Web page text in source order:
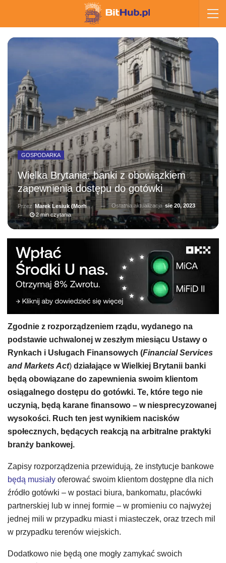
GOSPODARKA
Wielka Brytania: banki z obowiązkiem
zapewnienia dostępu do gotówki
PrzezMarek Lesiuk (Morhainn) Ostatnia aktualizacja sie 20, 2023
2 min czytania
Zgodnie z rozporządzeniem rządu, wydanego na
podstawie uchwalonej w zeszłym miesiącu Ustawy o
Rynkach i Usługach Finansowych (Financial Services
and Markets Act) działające w Wielkiej Brytanii banki
będą obowiązane do zapewnienia swoim klientom
osiągalnego dostępu do gotówki. Te, które tego nie
uczynią, będą karane finansowo – w niesprecyzowanej
wysokości. Ruch ten jest wynikiem nacisków
społecznych, będących reakcją na arbitralne praktyki
branży bankowej.
Zapisy rozporządzenia przewidują, że instytucje bankowe
będą musiały oferować swoim klientom dostępne dla nich
źródło gotówki – w postaci biura, bankomatu, placówki
partnerskiej lub w innej formie – w promieniu co najwyżej
jednej mili w przypadku miast i miasteczek, oraz trzech mil
w przypadku terenów wiejskich.
Dodatkowo nie będą one mogły zamykać swoich